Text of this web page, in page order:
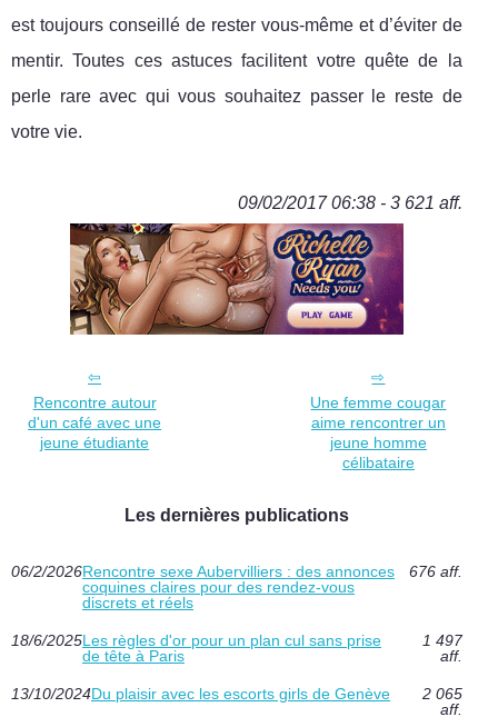
est toujours conseillé de rester vous-même et d’éviter de
mentir. Toutes ces astuces facilitent votre quête de la
perle rare avec qui vous souhaitez passer le reste de
votre vie.
09/02/2017 06:38 - 3 621 aff.
Rencontre autour
d'un café avec une
jeune étudiante
Une femme cougar
aime rencontrer un
jeune homme
célibataire
Les dernières publications
06/2/2026Rencontre sexe Aubervilliers : des annonces
coquines claires pour des rendez-vous
discrets et réels
676 aff.
18/6/2025Les règles d'or pour un plan cul sans prise
de tête à Paris
1 497
aff.
13/10/2024Du plaisir avec les escorts girls de Genève
2 065
aff.